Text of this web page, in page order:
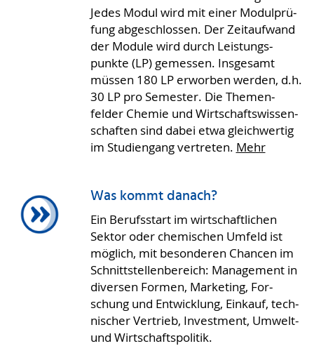
Jedes Modul wird mit einer Mo­dul­prü­
fung abge­schlos­sen. Der Zeit­auf­wand
der Module wird durch Leis­tungs­
punkte (LP) gemes­sen. Ins­ge­samt
müs­sen 180 LP er­wor­ben werden, d.h.
30 LP pro Se­mes­ter. Die Themen­
felder Chemie und Wirt­schafts­wissen­
schaften sind dabei etwa gleich­wertig
im Studien­gang vertreten. Mehr
Was kommt danach?
Ein Berufs­start im wirt­schaft­lichen
Sektor oder chemi­schen Umfeld ist
möglich, mit beson­deren Chancen im
Schnitt­stellen­bereich: Manage­ment in
diversen Formen, Marke­ting, For­
schung und Ent­wick­lung, Einkauf, tech­
nischer Vertrieb, Invest­ment, Umwelt-
und Wirtschafts­politik.